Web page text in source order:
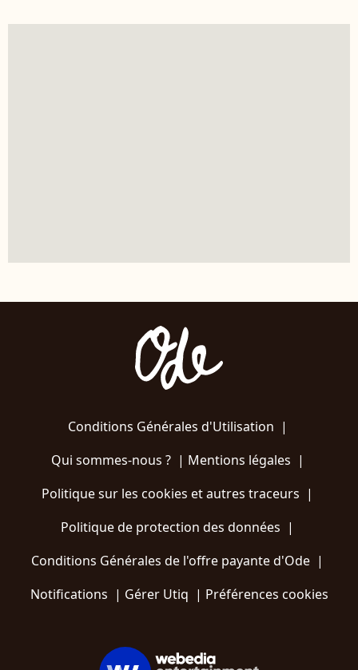
Conditions Générales d'Utilisation |
Qui sommes-nous ?| Mentions légales |
Politique sur les cookies et autres traceurs |
Politique de protection des données |
Conditions Générales de l'offre payante d'Ode |
Notifications | Gérer Utiq | Préférences cookies